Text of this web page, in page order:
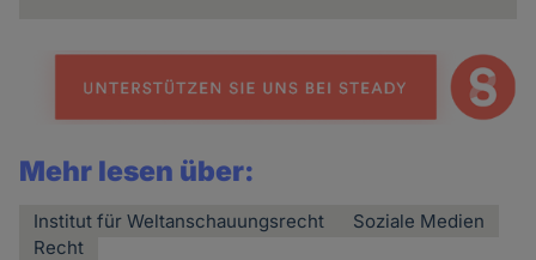
Mehr lesen über:
Institut für Weltanschauungsrecht
Soziale Medien
Recht